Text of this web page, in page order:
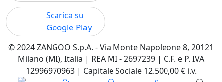
Scarica su
Google Play
© 2024 ZANGOO S.p.A. - Via Monte Napoleone 8, 20121
Milano (MI), Italia | REA MI - 2697239 | C.F. e P. IVA
12996970963 | Capitale Sociale 12.500,00 € i.v.